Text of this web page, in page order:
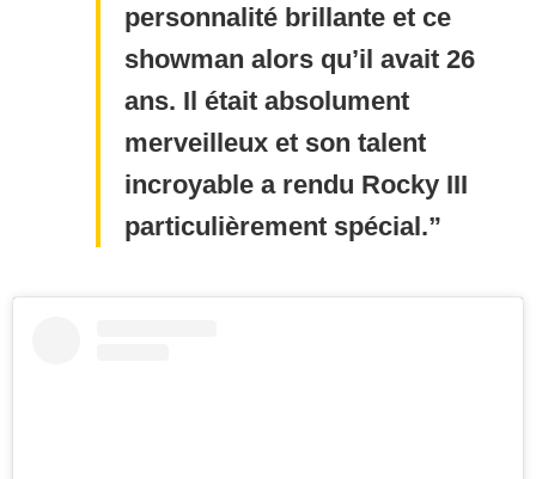
personnalité brillante et ce
showman alors qu’il avait 26
ans. Il était absolument
merveilleux et son talent
incroyable a rendu Rocky III
particulièrement spécial.